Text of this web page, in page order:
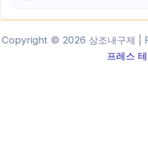
Copyright © 2026 상조내구제 |
프레스